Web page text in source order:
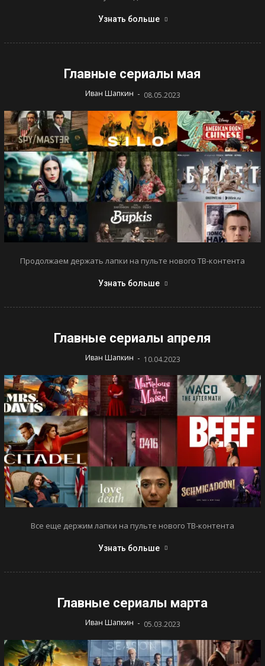
Узнать больше
Главные сериалы мая
Иван Шапкин - 08.05.2023
Продолжаем держать лапки на пульте нового ТВ-контента
Узнать больше
Главные сериалы апреля
Иван Шапкин - 10.04.2023
Все еще держим лапки на пульте нового ТВ-контента
Узнать больше
Главные сериалы марта
Иван Шапкин - 05.03.2023